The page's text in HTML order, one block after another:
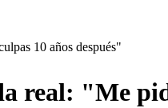
10 años después"
real: "Me